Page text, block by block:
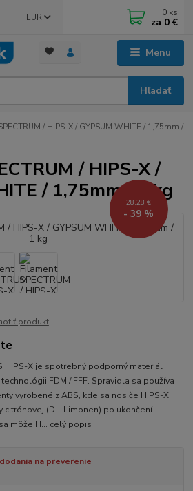
Menu
EUR
Hľadať
0 ks
za 0 €
/ HIPS-X / GYPSUM WHITE / 1,75mm /
/ HIPS-X /
/ 1,75mm / 1 kg
28,28 €
- 39 %
produkt
HIPS-X je spotrebný podporný materiál
FDM / FFF. Spravidla sa používa
vyrobené z ABS, kde sa nosiče HIPS-X
citrónovej (D – Limonen) po ukončení
môže H... celý popis
na preverenie